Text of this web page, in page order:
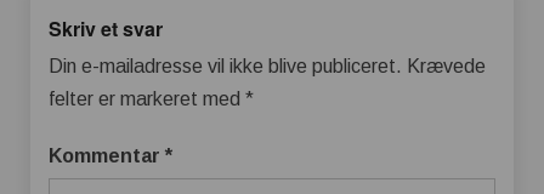
Skriv et svar
Din e-mailadresse vil ikke blive publiceret. Krævede
felter er markeret med *
Kommentar *